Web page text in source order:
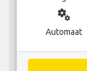
miscellaneous_services
Automaat